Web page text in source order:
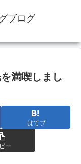
ブログ
満喫しまし
はてブ
ー